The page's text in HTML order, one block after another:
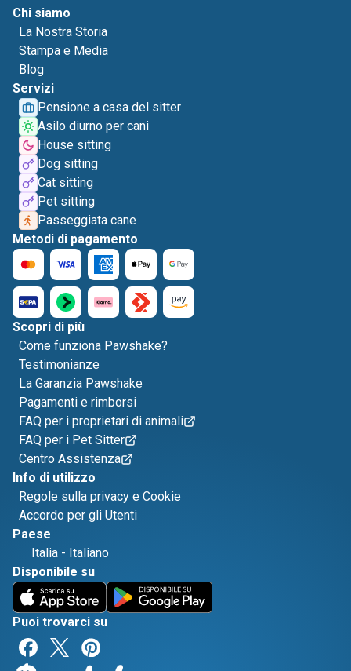
Chi siamo
La Nostra Storia
Stampa e Media
Blog
Servizi
Pensione a casa del sitter
Asilo diurno per cani
House sitting
Dog sitting
Cat sitting
Pet sitting
Passeggiata cane
Metodi di pagamento
Scopri di più
Come funziona Pawshake?
Testimonianze
La Garanzia Pawshake
Pagamenti e rimborsi
FAQ per i proprietari di animali
FAQ per i Pet Sitter
Centro Assistenza
Info di utilizzo
Regole sulla privacy e Cookie
Accordo per gli Utenti
Paese
Italia - Italiano
Disponibile su
Puoi trovarci su